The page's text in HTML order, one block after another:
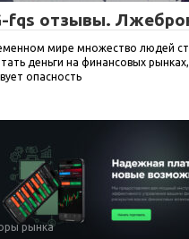
fqs отзывы.
мире множество людей
деньги на финансовых
опасность
рынка